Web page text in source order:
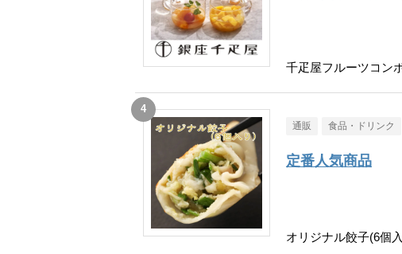
千疋屋フルーツコン
通販 食品・ドリンク
定番人気商品
オリジナル餃子(6個